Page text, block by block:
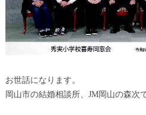
お世話になります。
岡山市の結婚相談所、JM岡山の森次